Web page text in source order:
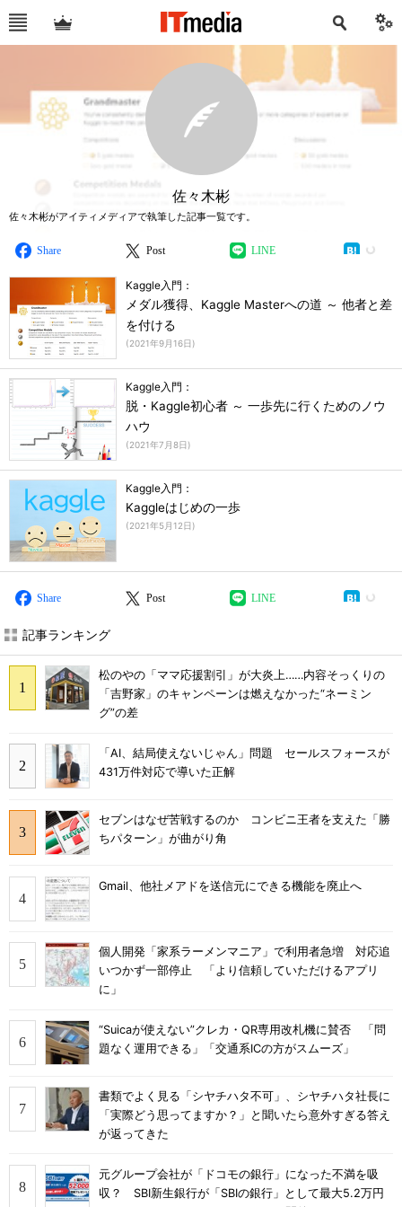
佐々木彬
佐々木彬がアイティメディアで執筆した記事一覧です。
Share Post LINE
Kaggle入門：
メダル獲得、Kaggle Masterへの道 ～ 他者と差
を付ける
(2021年9月16日)
Kaggle入門：
脱・Kaggle初心者 ～ 一歩先に行くためのノウ
ハウ
(2021年7月8日)
Kaggle入門：
Kaggleはじめの一歩
(2021年5月12日)
Share Post LINE
記事ランキング
松のやの「ママ応援割引」が大炎上……内容そっくりの
「吉野家」のキャンペーンは燃えなかった“ネーミン
グ”の差
「AI、結局使えないじゃん」問題 セールスフォースが
431万件対応で導いた正解
セブンはなぜ苦戦するのか コンビニ王者を支えた「勝
ちパターン」が曲がり角
Gmail、他社メアドを送信元にできる機能を廃止へ
個人開発「家系ラーメンマニア」で利用者急増 対応追
いつかず一部停止 「より信頼していただけるアプリ
に」
“Suicaが使えない”クレカ・QR専用改札機に賛否 「問
題なく運用できる」「交通系ICの方がスムーズ」
書類でよく見る「シヤチハタ不可」、シヤチハタ社長に
「実際どう思ってますか？」と聞いたら意外すぎる答え
が返ってきた
元グループ会社が「ドコモの銀行」になった不満を吸
収？ SBI新生銀行が「SBIの銀行」として最大5.2万円